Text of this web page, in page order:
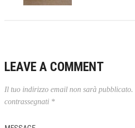
LEAVE A COMMENT
Il tuo indirizzo email non sarà pubblicato.
contrassegnati *